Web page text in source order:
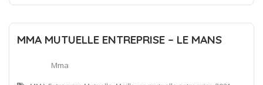
MMA MUTUELLE ENTREPRISE – LE MANS
Mma